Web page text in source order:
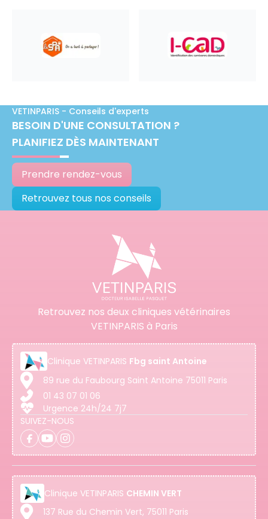
VETINPARIS - Conseils d'experts
BESOIN D'UNE CONSULTATION ?
PLANIFIEZ DÈS MAINTENANT
Prendre rendez-vous
Retrouvez tous nos conseils
Retrouvez nos deux cliniques vétérinaires
VETINPARIS à Paris
Clinique VETINPARIS Fbg saint Antoine
89 rue du Faubourg Saint Antoine 75011 Paris
01 43 07 01 06
Urgence 24h/24 7j7
SUIVEZ-NOUS
Clinique VETINPARIS CHEMIN VERT
137 Rue du Chemin Vert, 75011 Paris